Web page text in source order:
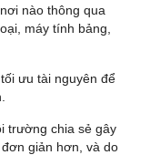
nào thông qua
máy tính bảng,
ưu tài nguyên để
trường chia sẻ gây
giản hơn, và do